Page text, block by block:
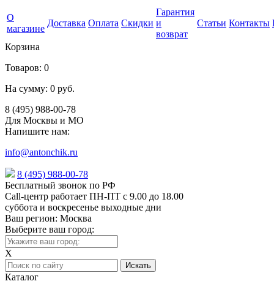
О
магазине
Доставка Оплата Скидки
Гарантия
и
возврат
Статьи Контакты
Корзина
Товаров: 0
На сумму: 0 руб.
8 (495) 988-00-78
Для Москвы и МО
Напишите нам:
info@antonchik.ru
8 (495) 988-00-78
Бесплатный звонок по РФ
Call-центр работает ПН-ПТ с 9.00 до 18.00
суббота и воскресенье выходные дни
Ваш регион: Москва
Выберите ваш город:
X
Каталог